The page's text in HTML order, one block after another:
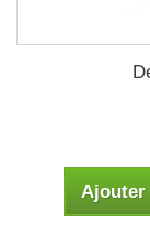
Ajouter